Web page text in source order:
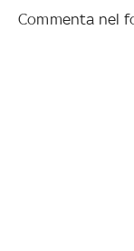
Commenta nel